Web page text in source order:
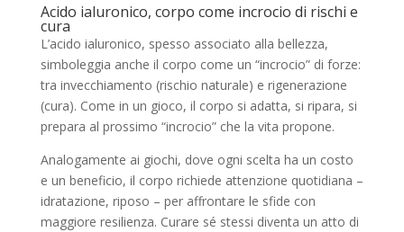
Acido ialuronico, corpo come incrocio di rischi e
cura
L’acido ialuronico, spesso associato alla bellezza,
simboleggia anche il corpo come un “incrocio” di forze:
tra invecchiamento (rischio naturale) e rigenerazione
(cura). Come in un gioco, il corpo si adatta, si ripara, si
prepara al prossimo “incrocio” che la vita propone.
Analogamente ai giochi, dove ogni scelta ha un costo
e un beneficio, il corpo richiede attenzione quotidiana –
idratazione, riposo – per affrontare le sfide con
maggiore resilienza. Curare sé stessi diventa un atto di